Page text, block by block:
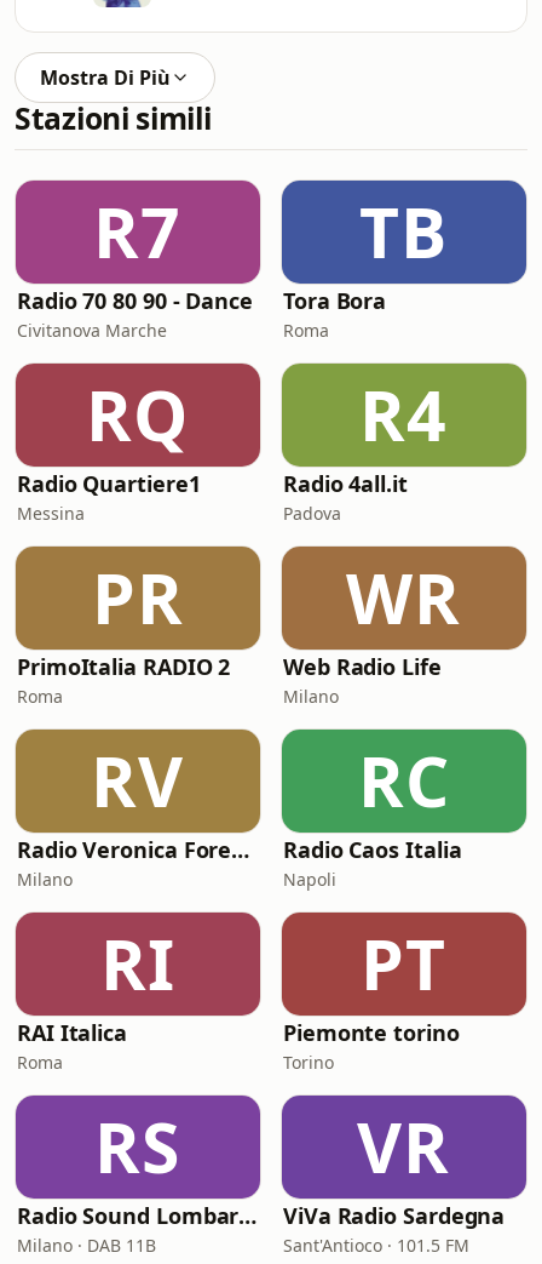
Mostra Di Più
Stazioni simili
R7
Radio 70 80 90 - Dance
Civitanova Marche
TB
Tora Bora
Roma
RQ
Radio Quartiere1
Messina
R4
Radio 4all.it
Padova
PR
PrimoItalia RADIO 2
Roma
WR
Web Radio Life
Milano
RV
Radio Veronica Forever
Milano
RC
Radio Caos Italia
Napoli
RI
RAI Italica
Roma
PT
Piemonte torino
Torino
RS
Radio Sound Lombardia
Milano · DAB 11B
VR
ViVa Radio Sardegna
Sant'Antioco · 101.5 FM